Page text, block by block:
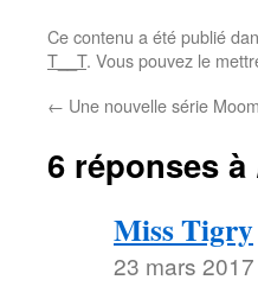
Ce contenu a été publié
T__T. Vous pouvez le
← Une nouvelle série
6 réponses à
Miss Tigry
23 mars